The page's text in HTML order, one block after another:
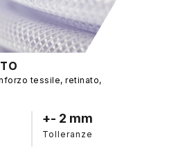
tessile, retinato,
+- 2 mm
Tolleranze